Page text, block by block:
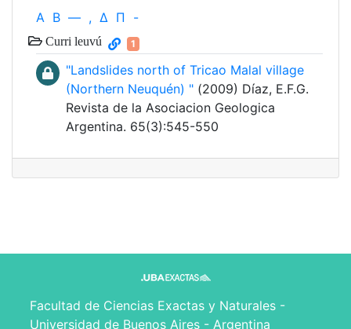
Α Β — , Δ Π -
Curri leuvú 1
"Landslides north of Tricao Malal village
(Northern Neuquén) " (2009) Díaz, E.F.G.
Revista de la Asociacion Geologica
Argentina. 65(3):545-550
Facultad de Ciencias Exactas y Naturales -
Universidad de Buenos Aires - Argentina